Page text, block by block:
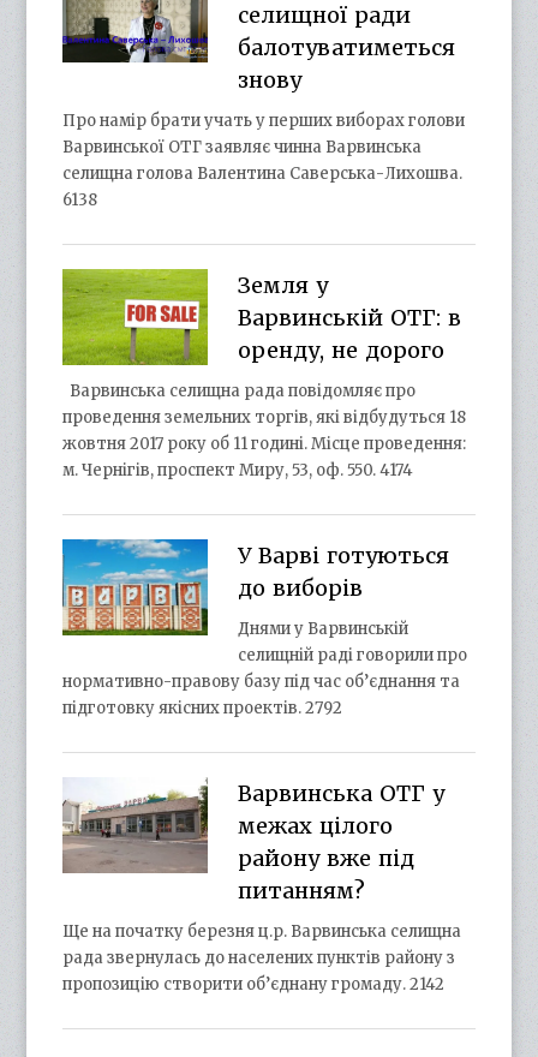
селищної ради
балотуватиметься
знову
Про намір брати учать у перших виборах голови
Варвинської ОТГ заявляє чинна Варвинська
селищна голова Валентина Саверська-Лихошва.
6138
Земля у
Варвинській ОТГ: в
оренду, не дорого
Варвинська селищна рада повідомляє про
проведення земельних торгів, які відбудуться 18
жовтня 2017 року об 11 годині. Місце проведення:
м. Чернігів, проспект Миру, 53, оф. 550. 4174
У Варві готуються
до виборів
Днями у Варвинській
селищній раді говорили про
нормативно-правову базу під час об’єднання та
підготовку якісних проектів. 2792
Варвинська ОТГ у
межах цілого
району вже під
питанням?
Ще на початку березня ц.р. Варвинська селищна
рада звернулась до населених пунктів району з
пропозицію створити об’єднану громаду. 2142